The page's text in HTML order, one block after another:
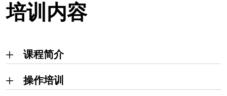
培训内容
课程简介
操作培训